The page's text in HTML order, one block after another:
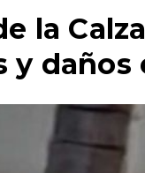
la
daños